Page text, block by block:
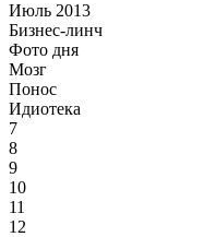
Июль 2013
Бизнес-линч
Фото дня
Мозг
Понос
Идиотека
7
8
9
10
11
12